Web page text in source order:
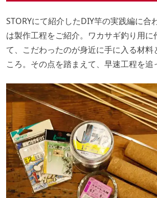
STORYにて紹介したDIY竿の実践編に合
は製作工程をご紹介。ワカサギ釣り用に
て、こだわったのが身近に手に入る材料
ころ。その点を踏まえて、早速工程を追